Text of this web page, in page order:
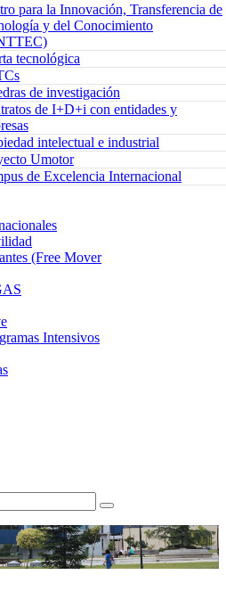
para la Innovación, Transferencia de
y del Conocimiento
tecnológica
de investigación
de I+D+i con entidades y
intelectual e industrial
Umotor
de Excelencia Internacional
(Free Mover
Intensivos